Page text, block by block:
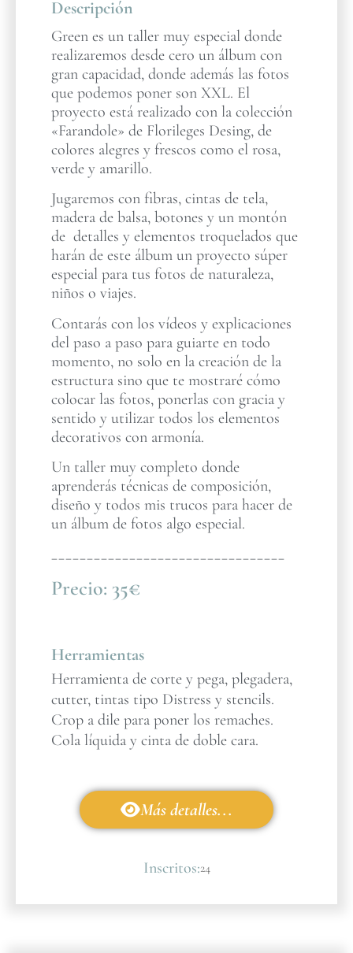
Descripción
Green es un taller muy especial donde
realizaremos desde cero un álbum con
gran capacidad, donde además las fotos
que podemos poner son XXL. El
proyecto está realizado con la colección
«Farandole» de Florileges Desing, de
colores alegres y frescos como el rosa,
verde y amarillo.
Jugaremos con fibras, cintas de tela,
madera de balsa, botones y un montón
de detalles y elementos troquelados que
harán de este álbum un proyecto súper
especial para tus fotos de naturaleza,
niños o viajes.
Contarás con los vídeos y explicaciones
del paso a paso para guiarte en todo
momento, no solo en la creación de la
estructura sino que te mostraré cómo
colocar las fotos, ponerlas con gracia y
sentido y utilizar todos los elementos
decorativos con armonía.
Un taller muy completo donde
aprenderás técnicas de composición,
diseño y todos mis trucos para hacer de
un álbum de fotos algo especial.
_________________________________
Precio: 35€
Herramientas
Herramienta de corte y pega, plegadera,
cutter, tintas tipo Distress y stencils.
Crop a dile para poner los remaches.
Cola líquida y cinta de doble cara.
Más detalles...
Inscritos:24